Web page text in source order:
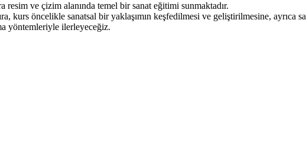
ve çizim alanında temel bir sanat eğitimi sunmaktadır.
öncelikle sanatsal bir yaklaşımın keşfedilmesi ve geliştirilmesine, ayrıca
yöntemleriyle ilerleyeceğiz.